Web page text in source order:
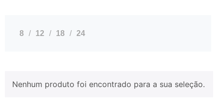
8 12 18 24
Nenhum produto foi encontrado para a sua seleção.